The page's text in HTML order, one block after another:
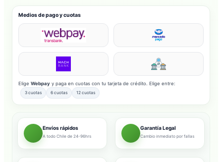
Medios de pago y cuotas
Elige Webpay y paga en cuotas con tu tarjeta de crédito. Elige entre:
3 cuotas 6 cuotas 12 cuotas
Envíos rápidos
A todo Chile de 24-96hrs
Garantía Legal
Cambio inmediato por fallas